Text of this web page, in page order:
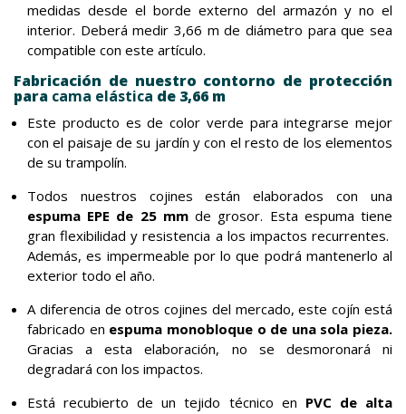
medidas desde el borde externo del armazón y no el
interior. Deberá medir 3,66 m de diámetro para que sea
compatible con este artículo.
Fabricación de nuestro contorno de protección
para cama elástica de 3,66 m
Este producto es de color verde para integrarse mejor
con el paisaje de su jardín y con el resto de los elementos
de su trampolín.
Todos nuestros cojines están elaborados con una
espuma EPE de 25 mmde grosor. Esta espuma tiene
gran flexibilidad y resistencia a los impactos recurrentes.
Además, es impermeable por lo que podrá mantenerlo al
exterior todo el año.
A diferencia de otros cojines del mercado, este cojín está
fabricado en espuma monobloque o de una sola pieza.
Gracias a esta elaboración, no se desmoronará ni
degradará con los impactos.
Está recubierto de un tejido técnico en PVC de alta